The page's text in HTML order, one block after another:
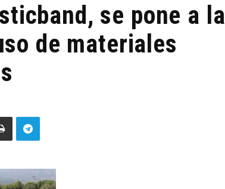
se pone a la
de materiales